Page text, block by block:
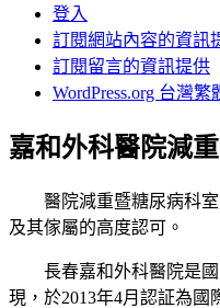
登入
訂閱網站內容的資訊
訂閱留言的資訊提供
WordPress.org 台灣繁
嘉和外科醫院減
醫院減重暨糖尿病科室
及其傢屬的高度認可。
長春嘉和外科醫院是國
現，於2013年4月認証為國